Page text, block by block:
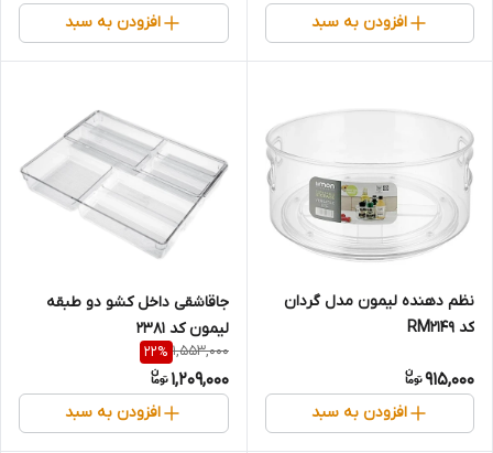
افزودن به سبد افزودن به سبد
نظم دهنده لیمون مدل گردان
کد RM2149
915,000
افزودن به سبد
جاقاشقی داخل کشو دو طبقه
لیمون کد 2381
1,553,000
22%
1,209,000
افزودن به سبد